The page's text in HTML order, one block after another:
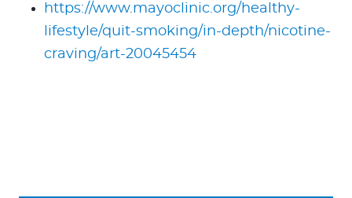
https://www.mayoclinic.org/healthy-
lifestyle/quit-smoking/in-depth/nicotine-
craving/art-20045454